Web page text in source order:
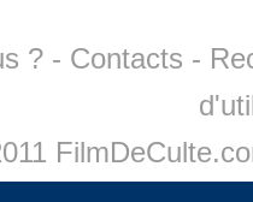
? - Contacts -